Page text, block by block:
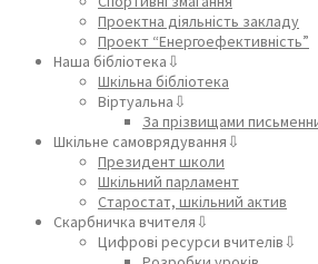
Проектна діяльність закладу
Проект “Енергоефективність”
Наша бібліотека⇩
Шкільна бібліотека
Віртуальна⇩
За прізвищами
Шкільне самоврядування⇩
Президент школи
Шкільний парламент
Старостат, шкільний актив
Скарбничка вчителя⇩
Цифрові ресурси вчителів⇩